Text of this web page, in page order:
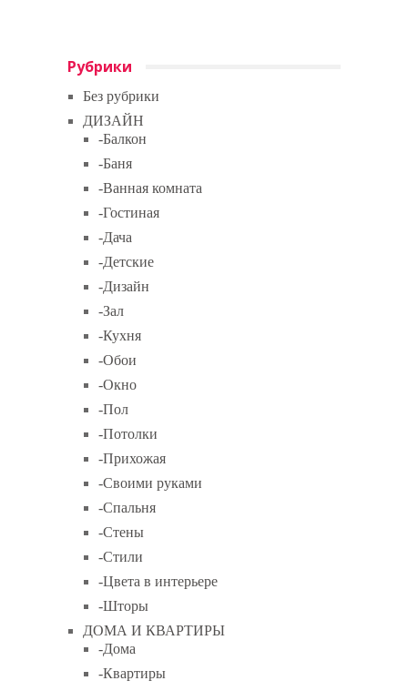
Рубрики
Без рубрики
ДИЗАЙН
-Балкон
-Баня
-Ванная комната
-Гостиная
-Дача
-Детские
-Дизайн
-Зал
-Кухня
-Обои
-Окно
-Пол
-Потолки
-Прихожая
-Своими руками
-Спальня
-Стены
-Стили
-Цвета в интерьере
-Шторы
ДОМА И КВАРТИРЫ
-Дома
-Квартиры